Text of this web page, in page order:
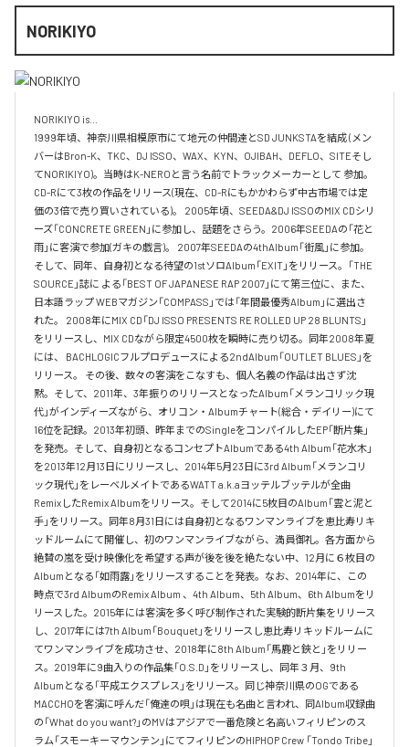
NORIKIYO
NORIKIYO is...
1999年頃、神奈川県相模原市にて地元の仲間達とSD JUNKSTAを結成 (メン
バーはBron-K、TKC、DJ ISSO、WAX、KYN、OJIBAH、DEFLO、SITEそし
てNORIKIYO)。当時はK-NEROと言う名前でトラックメーカーとして 参加。
CD-Rにて3枚の作品をリリース(現在、CD-Rにもかかわらず中古市場では定
価の3倍で売り買いされている)。 2005年頃、SEEDA&DJ ISSOのMIX CDシリ
ーズ「CONCRETE GREEN」に参加し、話題をさらう。2006年SEEDAの「花と
雨」に客演で参加(ガキの戯言)。 2007年SEEDAの4thAlbum「街風」に参加。
そして、同年、自身初となる待望の1stソロAlbum「EXIT」をリリース。「THE
SOURCE」誌に よる「BEST OF JAPANESE RAP 2007」にて第三位に、また、
日本語ラップ WEBマガジン「COMPASS」では「年間最優秀Album」に選出さ
れた。 2008年にMIX CD「DJ ISSO PRESENTS RE ROLLED UP 28 BLUNTS」
をリリースし、MIX CDながら限定4500枚を瞬時に売り切る。同年2008年夏
には、 BACHLOGICフルプロデュースによる2ndAlbum「OUTLET BLUES」を
リリース。 その後、数々の客演をこなすも、個人名義の作品は出さず沈
黙。そして、2011年、3年振りのリリースとなったAlbum「メランコリック現
代」がインディーズながら、オリコン・Albumチャート(総合・デイリー)にて
16位を記録。2013年初頭、昨年までのSingleをコンパイルしたEP「断片集」
を発売。そして、自身初となるコンセプトAlbumである4th Album「花水木」
を2013年12月13日にリリースし、2014年5月23日に3rd Album「メランコリ
ック現代」をレーベルメイトであるWATT a.k.aヨッテルブッテルが全曲
RemixしたRemix Albumをリリース。そして2014に5枚目のAlbum「雲と泥と
手」をリリース。同年8月31日には自身初となるワンマンライブを恵比寿リキ
ッドルームにて開催し、初のワンマンライブながら、満員御礼。各方面から
絶賛の嵐を受け映像化を希望する声が後を後を絶たない中、12月に６枚目の
Albumとなる「如雨露」をリリースすることを発表。なお、2014年に、この
時点で3rd AlbumのRemix Album 、4th Album、5th Album、6th Albumをリ
リースした。2015年には客演を多く呼び制作された実験的断片集をリリース
し、2017年には7th Album「Bouquet」をリリースし恵比寿リキッドルームに
てワンマンライブを成功させ、2018年に8th Album「馬鹿と鋏と」をリリー
ス。2019年に9曲入りの作品集「O.S.D」をリリースし、同年３月、9th
Albumとなる「平成エクスプレス」をリリース。同じ神奈川県のOGである
MACCHOを客演に呼んだ「俺達の唄」は現在も名曲と言われ、同Album収録曲
の「What do you want?」のMVはアジアで一番危険と名高いフィリピンのス
ラム「スモーキーマウンテン」にてフィリピンのHIPHOP Crew 「Tondo Tribe」